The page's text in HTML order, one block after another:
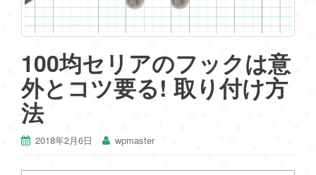
t
i
o
n
100均セリアのフックは意
外とコツ要る! 取り付け方
法
2018年2月6日 wpmaster